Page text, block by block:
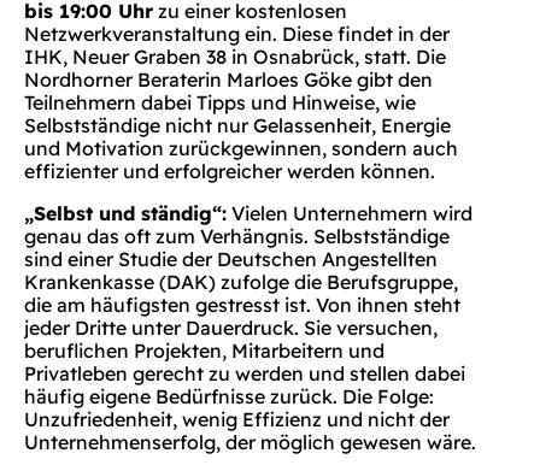
bis 19:00 Uhr zu einer kostenlosen
Netzwerkveranstaltung ein. Diese findet in der
IHK, Neuer Graben 38 in Osnabrück, statt. Die
Nordhorner Beraterin Marloes Göke gibt den
Teilnehmern dabei Tipps und Hinweise, wie
Selbstständige nicht nur Gelassenheit, Energie
und Motivation zurückgewinnen, sondern auch
effizienter und erfolgreicher werden können.
„Selbst und ständig“: Vielen Unternehmern wird
genau das oft zum Verhängnis. Selbstständige
sind einer Studie der Deutschen Angestellten
Krankenkasse (DAK) zufolge die Berufsgruppe,
die am häufigsten gestresst ist. Von ihnen steht
jeder Dritte unter Dauerdruck. Sie versuchen,
beruflichen Projekten, Mitarbeitern und
Privatleben gerecht zu werden und stellen dabei
häufig eigene Bedürfnisse zurück. Die Folge:
Unzufriedenheit, wenig Effizienz und nicht der
Unternehmenserfolg, der möglich gewesen wäre.